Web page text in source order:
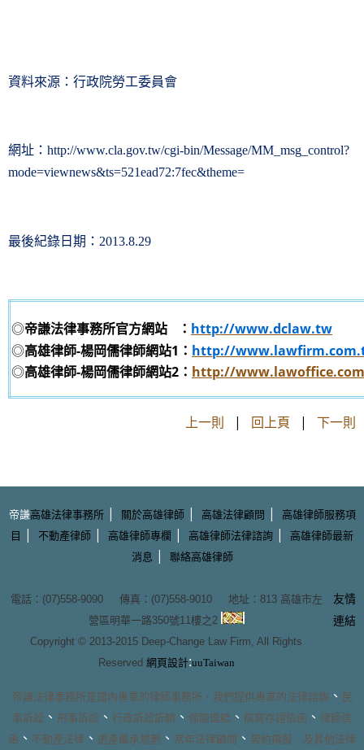
資料來源：行政院勞工委員會
網址： http://www.cla.gov.tw/cgi-bin/Message/MM_msg_control?
mode=viewnews&ts=521ead72:7fec&theme=
最後紀錄日期： 2013.8.29
◎帝謙法律事務所官方網站 ： http://www.dclaw.tw
◎高雄律師-楊岡儒律師網站1： http://
◎高雄律師-楊岡儒律師網站2： http://
上一則 | 回上頁 | 下一則
帝謙高雄法律事務所| 關於高雄律師| 高雄法律顧問 |
高雄律師服務項
目
| 不動產律師 | 高雄律師專欄 | 高雄律師法律諮詢 |
高雄律師最新
消息 | 聯絡高雄律師
電話：(07)558-9090 傳真：(07)558-9010 地址： 813 高雄市左
營區明華一路350號11樓之2
Copyright © 2013-2015 Deep-Change Law Firm, All Rights
Reserved 網頁設計:uuTaiwan
友情
連結
帝謙法律事務所是國內專業的律師事務所 ，我們提供專業的法律諮詢 、 民
事訴訟 、 刑事訴訟 、 行政訴訟訴願 、 保險理賠 、 撰寫存證信函 、 律師信
函 、 不動產法律 、 遺產繼承規劃 、 常年法律顧問 、 契約撰擬 …及其他法律